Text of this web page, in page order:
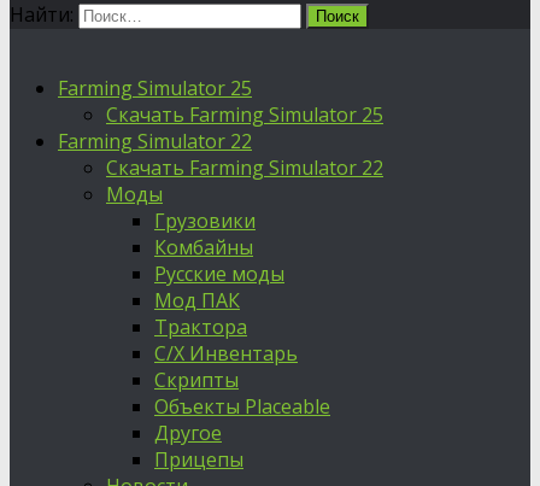
Найти:
Farming Simulator 25
Скачать Farming Simulator 25
Farming Simulator 22
Скачать Farming Simulator 22
Моды
Грузовики
Комбайны
Русские моды
Мод ПАК
Трактора
С/Х Инвентарь
Скрипты
Объекты Placeable
Другое
Прицепы